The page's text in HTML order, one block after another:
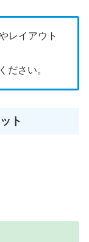
レイアウト
ださい。
ト